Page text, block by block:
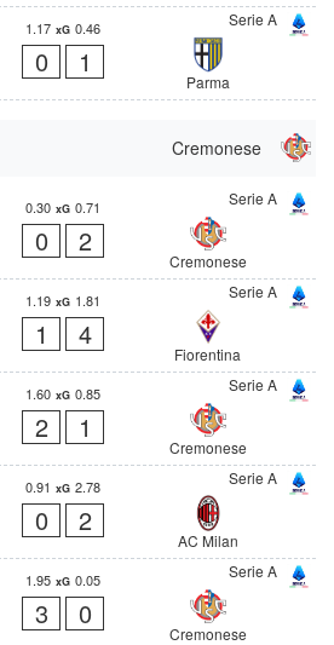
Serie A
1.17 xG 0.46
0 1
Parma
Cremonese
Serie A
0.30 xG 0.71
0 2
Cremonese
Serie A
1.19 xG 1.81
1 4
Fiorentina
Serie A
1.60 xG 0.85
2 1
Cremonese
Serie A
0.91 xG 2.78
0 2
AC Milan
Serie A
1.95 xG 0.05
3 0
Cremonese